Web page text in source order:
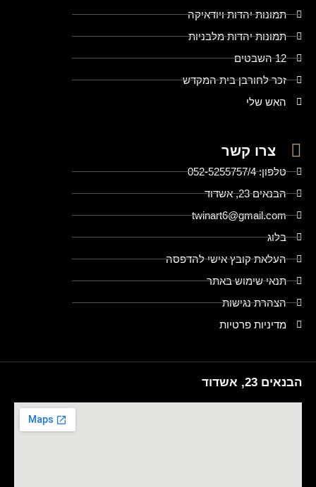
תמונות יהדות ויודאיקה
תמונות יהדות מלבניות
12 השבטים
זכר לחורבן בית המקדש
האש שלי
צרו קשר
טלפון: 052-5255757/4
הבנאים 23, אשדוד
twinart6@gmail.com
בלוג
העלאת קובץ אישי להדפסה
תנאי שימוש באתר
הצהרת נגישות
מדיניות פרטיות
הבנאים 23, אשדוד